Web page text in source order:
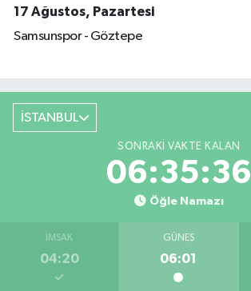
17 Ağustos, Pazartesi
Samsunspor - Göztepe
İSTANBUL
SONRAKI VAKTE KALAN
06:35:35
Öğle Namazı
İMSAK
04:20
GÜNEŞ
06:01